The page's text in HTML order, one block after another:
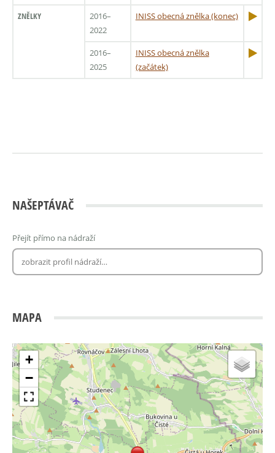
ZNĚLKY
2016–
2022
INISS obecná znělka (konec)
2016–
2025
INISS obecná znělka
(začátek)
NAŠEPTÁVAČ
Přejít přímo na nádraží
MAPA
+
−